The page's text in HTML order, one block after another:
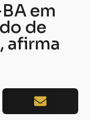
em
de
afirma